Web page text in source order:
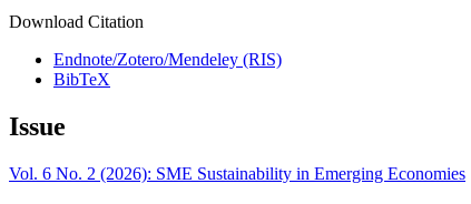
Download Citation
Endnote/Zotero/Mendeley (RIS)
BibTeX
Issue
Vol. 6 No. 2 (2026): SME Sustainability in Emerging Economies